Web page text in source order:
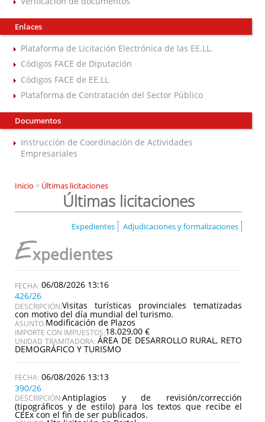
Enlaces
Plataforma de Licitación Electrónica de las EE.LL.
Códigos FACE de Diputación
Códigos FACE de EE.LL
Plataforma de Contratación del Sector Público
Documentos
Instrucción de Coordinación de Actividades
Empresariales
Inicio > Últimas licitaciones
Últimas licitaciones
Expedientes Adjudicaciones y formalizaciones
Expedientes
06/08/2026 13:16
426/26
DESCRIPCIÓN:Visitas turísticas provinciales tematizadas
con motivo del día mundial del turismo.
ASUNTO:Modificación de Plazos
IMPORTE CON IMPUESTOS:18.029,00 €
UNIDAD TRAMITADORA:ÁREA DE DESARROLLO RURAL, RETO
DEMOGRÁFICO Y TURISMO
06/08/2026 13:13
390/26
DESCRIPCIÓN:Antiplagios y de revisión/corrección
(tipográficos y de estilo) para los textos que recibe el
CEEx con el fin de ser publicados.